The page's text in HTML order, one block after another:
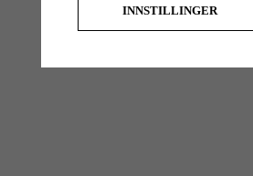
INNSTILLINGER